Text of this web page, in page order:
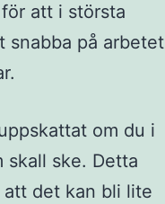
att i största
snabba på arbetet
om du i
skall ske. Detta
det kan bli lite